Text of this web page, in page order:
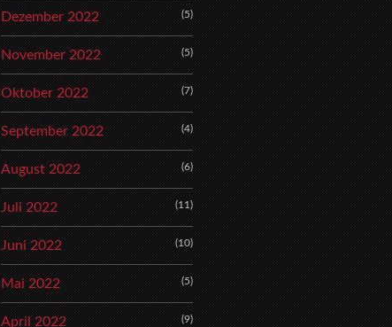
Dezember 2022 (5)
November 2022 (5)
Oktober 2022 (7)
September 2022 (4)
August 2022 (6)
Juli 2022 (11)
Juni 2022 (10)
Mai 2022 (5)
April 2022 (9)